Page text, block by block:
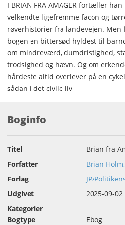
I BRIAN FRA AMAGER fortæller
velkendte ligefremme facon og
røverhistorier fra landevejen. Men
bogen en bittersød hyldest til
om mindreværd, dumdristighed,
trodsighed og hævn. Og om
hårdeste altid overlever på en
sådan i det civile liv
Boginfo
Titel
Brian fra
Forfatter
Brian
Forlag
JP/
Udgivet
2025-09-02
Kategorier
Bogtype
Ebog